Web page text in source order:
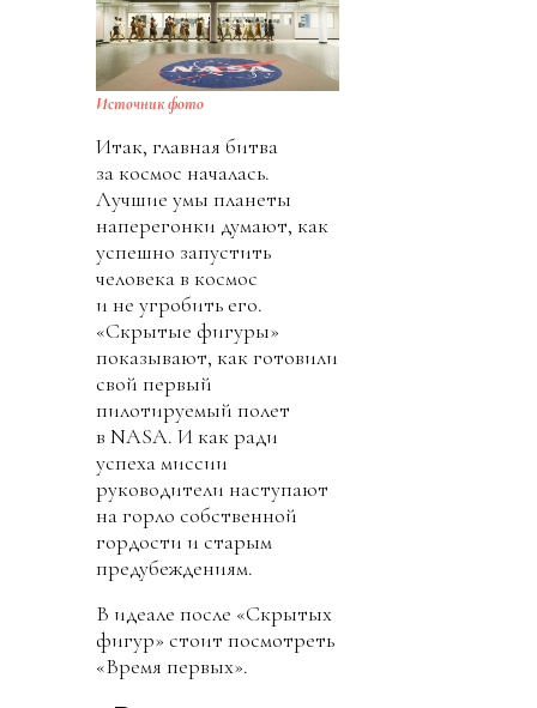
Источник фото
Итак, главная битва
за космос началась.
Лучшие умы планеты
наперегонки думают, как
успешно запустить
человека в космос
и не угробить его.
«Скрытые фигуры»
показывают, как готовили
свой первый
пилотируемый полет
в NASA. И как ради
успеха миссии
руководители наступают
на горло собственной
гордости и старым
предубеждениям.
В идеале после «Скрытых
фигур» стоит посмотреть
«Время первых».